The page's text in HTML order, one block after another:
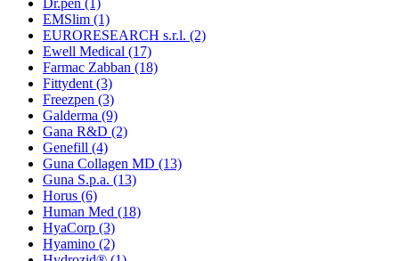
EMSlim (1)
EURORESEARCH s.r.l. (2)
Ewell Medical (17)
Farmac Zabban (18)
Fittydent (3)
Freezpen (3)
Galderma (9)
Gana R&D (2)
Genefill (4)
Guna Collagen MD (13)
Guna S.p.a. (13)
Horus (6)
Human Med (18)
HyaCorp (3)
Hyamino (2)